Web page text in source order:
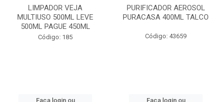
LIMPADOR VEJA
MULTIUSO 500ML LEVE
500ML PAGUE 450ML
Código: 185
Faça login ou
PURIFICADOR AEROSOL
PURACASA 400ML TALCO
Código: 43659
Faça login ou